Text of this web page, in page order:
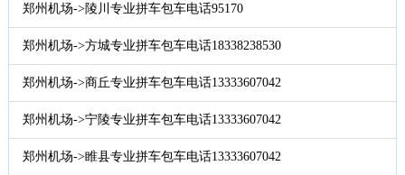
郑州机场->陵川专业拼车包车电话95170
郑州机场->方城专业拼车包车电话18338238530
郑州机场->商丘专业拼车包车电话13333607042
郑州机场->宁陵专业拼车包车电话13333607042
郑州机场->睢县专业拼车包车电话13333607042